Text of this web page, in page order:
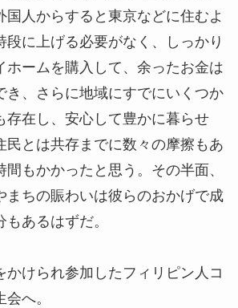
国人からすると東京などに住むよ
段に上げる必要がなく、しっかり
ホームを購入して、余ったお金は
き、さらに地域にすでにいくつか
存在し、安心して豊かに暮らせ
民とは共存までに数々の摩擦もあ
間もかかったと思う。その半面、
まちの賑わいは彼らのおかげで成
あるはずだ。
かけられ参加したフィリピン人コ
へ。